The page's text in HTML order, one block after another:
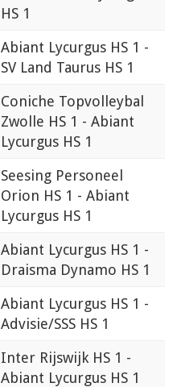
HS 1
Abiant Lycurgus HS 1 -
SV Land Taurus HS 1
Coniche Topvolleybal
Zwolle HS 1 - Abiant
Lycurgus HS 1
Seesing Personeel
Orion HS 1 - Abiant
Lycurgus HS 1
Abiant Lycurgus HS 1 -
Draisma Dynamo HS 1
Abiant Lycurgus HS 1 -
Advisie/SSS HS 1
Inter Rijswijk HS 1 -
Abiant Lycurgus HS 1